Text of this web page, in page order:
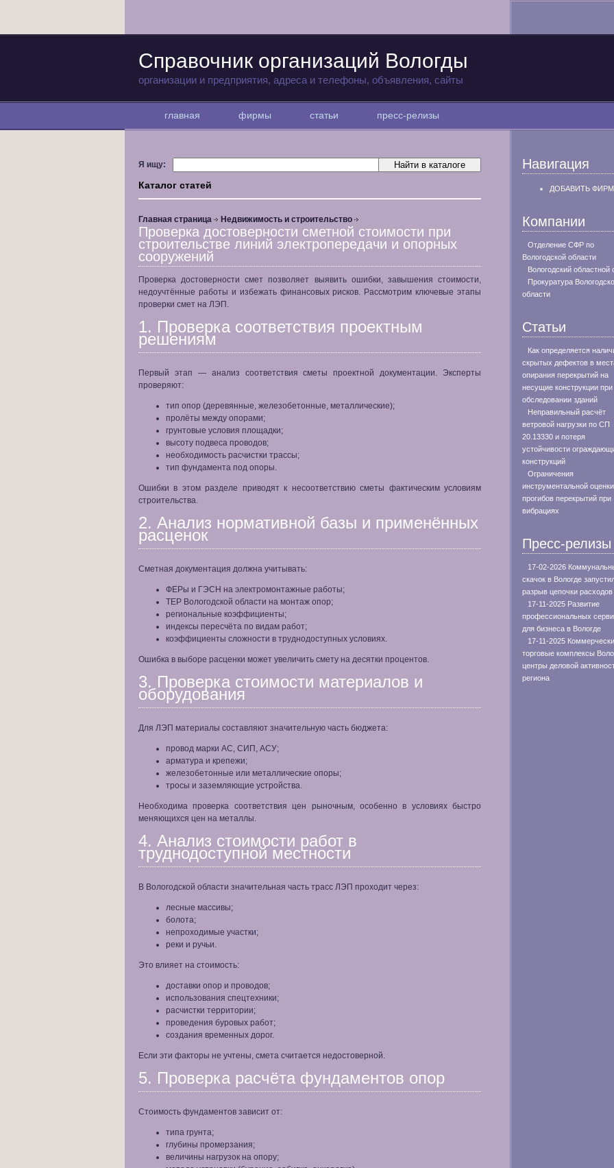
Справочник организаций Вологды
организации и предприятия, адреса и телефоны, объявления, сайты
главная фирмы статьи пресс-релизы
Я ищу:
Каталог статей
Главная страница Недвижимость и строительство
Проверка достоверности сметной стоимости при
строительстве линий электропередачи и опорных
сооружений
Проверка достоверности смет позволяет выявить ошибки, завышения стоимости,
недоучтённые работы и избежать финансовых рисков. Рассмотрим ключевые этапы
проверки смет на ЛЭП.
1. Проверка соответствия проектным
решениям
Первый этап — анализ соответствия сметы проектной документации. Эксперты
проверяют:
тип опор (деревянные, железобетонные, металлические);
пролёты между опорами;
грунтовые условия площадки;
высоту подвеса проводов;
необходимость расчистки трассы;
тип фундамента под опоры.
Ошибки в этом разделе приводят к несоответствию сметы фактическим условиям
строительства.
2. Анализ нормативной базы и применённых
расценок
Сметная документация должна учитывать:
ФЕРы и ГЭСН на электромонтажные работы;
ТЕР Вологодской области на монтаж опор;
региональные коэффициенты;
индексы пересчёта по видам работ;
коэффициенты сложности в труднодоступных условиях.
Ошибка в выборе расценки может увеличить смету на десятки процентов.
3. Проверка стоимости материалов и
оборудования
Для ЛЭП материалы составляют значительную часть бюджета:
провод марки АС, СИП, АСУ;
арматура и крепежи;
железобетонные или металлические опоры;
тросы и заземляющие устройства.
Необходима проверка соответствия цен рыночным, особенно в условиях быстро
меняющихся цен на металлы.
4. Анализ стоимости работ в
труднодоступной местности
В Вологодской области значительная часть трасс ЛЭП проходит через:
лесные массивы;
болота;
непроходимые участки;
реки и ручьи.
Это влияет на стоимость:
доставки опор и проводов;
использования спецтехники;
расчистки территории;
проведения буровых работ;
создания временных дорог.
Если эти факторы не учтены, смета считается недостоверной.
5. Проверка расчёта фундаментов опор
Стоимость фундаментов зависит от:
типа грунта;
глубины промерзания;
величины нагрузок на опору;
Навигация
ДОБАВИТЬ
Компании
Отделение СФР по
Вологодской области
Вологодский областной
Прокуратура
области
Статьи
Как определяется
скрытых дефектов в
опирания перекрытий на
несущие конструкции при
обследовании зданий
Неправильный расчёт
ветровой нагрузки по СП
20.13330 и потеря
устойчивости
конструкций
Ограничения
инструментальной оценки
прогибов перекрытий при
вибрациях
Пресс-релизы
17-02-2026
скачок в Вологде
разрыв цепочки расходов
17-11-2025 Развитие
профессиональных
для бизнеса в Вологде
17-11-2025
торговые комплексы
центры деловой
региона